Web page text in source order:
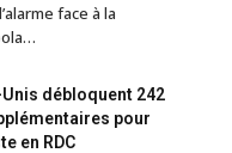
face à la
débloquent 242
pour
en RDC